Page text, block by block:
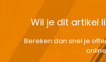
Wil je dit artikel
Bereken dan snel je